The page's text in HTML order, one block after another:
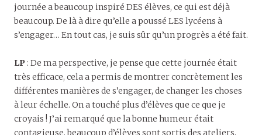
journée a beaucoup inspiré DES élèves, ce qui est déjà
beaucoup. De là à dire qu’elle a poussé LES lycéens à
s’engager… En tout cas, je suis sûr qu’un progrès a été fait.
LP: De ma perspective, je pense que cette journée était
très efficace, cela a permis de montrer concrètement les
différentes manières de s’engager, de changer les choses
à leur échelle. On a touché plus d’élèves que ce que je
croyais ! J’ai remarqué que la bonne humeur était
contagieuse, beaucoup d’élèves sont sortis des ateliers,